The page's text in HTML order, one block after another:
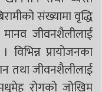
संख्यामा वृद्धि
जीवनशैलीलाई
प्रायोजनका
तथा जीवनशैलीलाई
रोगको जोखिम